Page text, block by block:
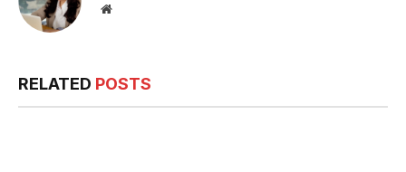
Website
RELATED POSTS